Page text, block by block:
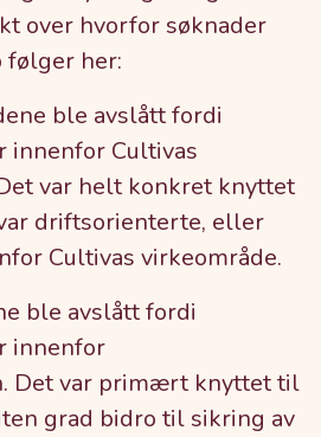
over hvorfor søknader
følger her:
ble avslått fordi
innenfor Cultivas
var helt konkret knyttet
driftsorienterte, eller
Cultivas virkeområde.
ble avslått fordi
innenfor
Det var primært knyttet til
grad bidro til sikring av